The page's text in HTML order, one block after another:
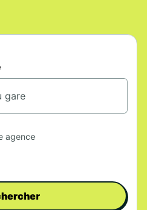
agence